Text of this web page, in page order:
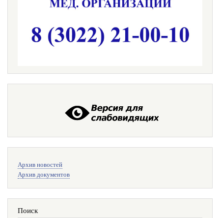
поиска
Архив новостей
Архив документов
Поиск